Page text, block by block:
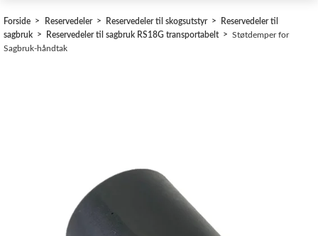
Skogsutstyr
Lagertømming
Forside Reservedeler Reservedeler til skogsutstyr
Reservedeler til
sagbruk
Reservedeler til sagbruk RS18G transportabelt
Støtdemper for
Sagbruk-håndtak